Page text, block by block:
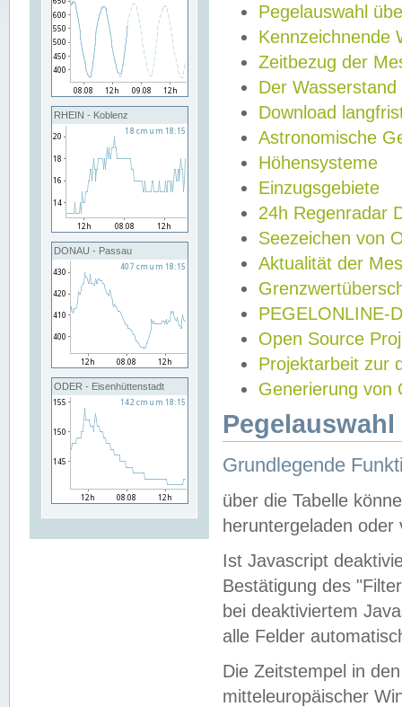
RHEIN - Koblenz
DONAU - Passau
ODER - Eisenhüttenstadt
Pegelauswahl
Kennzeichnende
Zeitbezug der
Der Wasserstand
Download
Astronomische
Höhensysteme
Einzugsgebiete
24h Regenradar
Seezeichen von
Aktualität der
PEGELONLINE-
Open Source
Projektarbeit zur
Generierung von
Grundlegende
über die Tabelle
heruntergeladen oder
Ist Javascript
Bestätigung des
bei deaktiviertem
alle Felder
Die Zeitstempel in
mitteleuropäischer